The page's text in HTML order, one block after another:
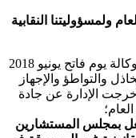
ولمسؤوليتنا النقابية
أن نضالية أطر ومستخدمي الوكالة يوم فاتح يونيو 2018
والتواطؤ والإجهاز
الإدارة عن جادة
بمجلس المستشارين